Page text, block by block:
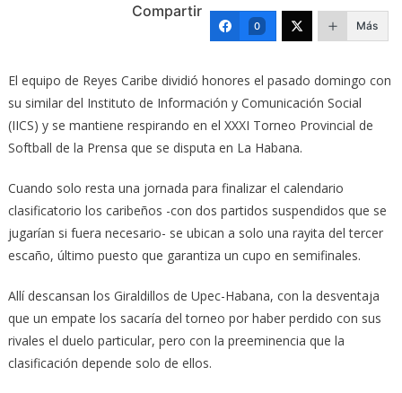
Compartir
0 Más
El equipo de Reyes Caribe dividió honores el pasado domingo con
su similar del Instituto de Información y Comunicación Social
(IICS) y se mantiene respirando en el XXXI Torneo Provincial de
Softball de la Prensa que se disputa en La Habana.
Cuando solo resta una jornada para finalizar el calendario
clasificatorio los caribeños -con dos partidos suspendidos que se
jugarían si fuera necesario- se ubican a solo una rayita del tercer
escaño, último puesto que garantiza un cupo en semifinales.
Allí descansan los Giraldillos de Upec-Habana, con la desventaja
que un empate los sacaría del torneo por haber perdido con sus
rivales el duelo particular, pero con la preeminencia que la
clasificación depende solo de ellos.